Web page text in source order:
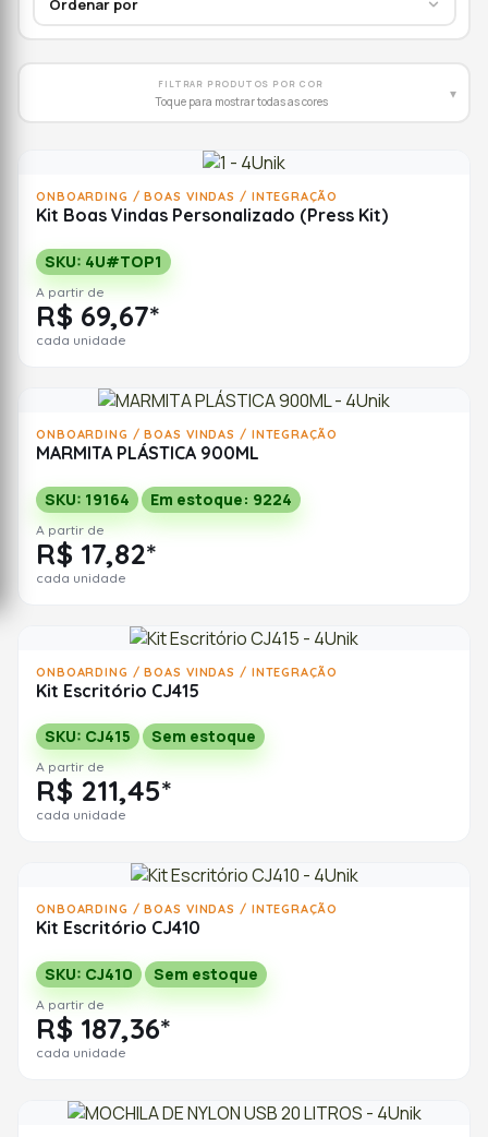
FILTRAR PRODUTOS POR COR
Toque para mostrar todas as cores ▾
ONBOARDING / BOAS VINDAS / INTEGRAÇÃO
Kit Boas Vindas Personalizado (Press Kit)
SKU: 4U#TOP1
A partir de
R$ 69,67*
cada unidade
ONBOARDING / BOAS VINDAS / INTEGRAÇÃO
MARMITA PLÁSTICA 900ML
SKU: 19164 Em estoque: 9224
A partir de
R$ 17,82*
cada unidade
ONBOARDING / BOAS VINDAS / INTEGRAÇÃO
Kit Escritório CJ415
SKU: CJ415 Sem estoque
A partir de
R$ 211,45*
cada unidade
ONBOARDING / BOAS VINDAS / INTEGRAÇÃO
Kit Escritório CJ410
SKU: CJ410 Sem estoque
A partir de
R$ 187,36*
cada unidade